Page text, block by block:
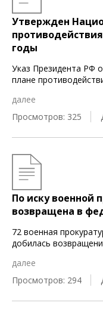
Утвержден
годы
Указ Президента РФ
плане
далее
Просмотров: 325
По иску военной
возвращена в
72 военная
добилась
далее
Просмотров: 294